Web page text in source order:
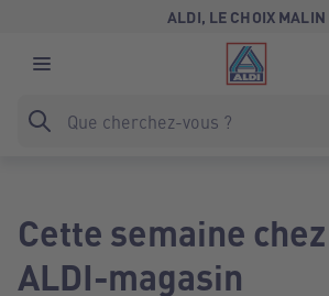
ALDI, LE CHOIX MALIN
Cette semaine
ALDI-magasin